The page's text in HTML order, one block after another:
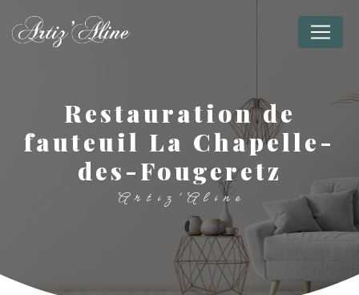
restauration de
fauteuil La Chapelle-
des-Fougeretz
Artiz'Aline